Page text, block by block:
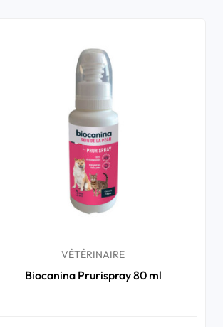
VÉTÉRINAIRE
Biocanina Prurispray 80 ml